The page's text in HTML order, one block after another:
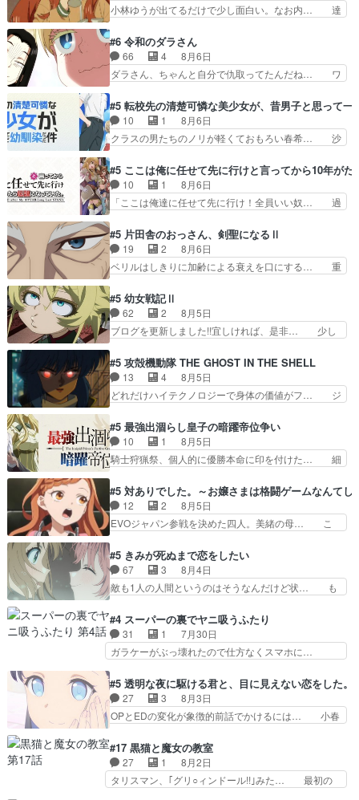
うなお声で……不意打ち過…
ち回り害悪すぎるお近づきの印が… ・律っちゃん
一難、律がビオラの呪縛から… 「私はあなたが嫌
いなんです」「バンドやめ… 何が起きているの
か！？次週、みゅーたいぷ…
小林ゆうが出てるだけで少し面白い。なお内… 達
マドンってなんなん！？人見知りっぽい… なんな
ら下ネタ0じゃなかったかこんな回が… 他のエピ
ソードに対してマイルドな回だった… 今回はだい
ぶある程度抑えてる？w感じな気… アルねこ、そ
ていたゴキブリ死んでるGP… アルねこ危険です
よね。健康的な面で··江… 酔い潰れ行き着いた江
ノ島で、朝日を眺めな…
#6 令和のダラさん
66 4
8月6日
ダラさん、ちゃんと自分で仇取ってたんだね… ワ
ットに憧れてビーム撃ちたいと…そうい… 余りに
も凄惨なダラさんの過去ダラさんの６… 過去編は
これで一区切りかなギャグも面白い… ガンガガン
♪薫がなんかしっかり歌ってロマ… 姉巫女の誤
日頃からガンガン言うてないで… このアニメはど
こに行くのだろう、面白すぎ… 姉のした事はただ
単に一族を絶滅させただけ…
#5 転校先の清楚可憐な美少女が、昔男子と思って一
10 1
8月6日
クラスの男たちのノリが軽くておもろい春希… 沙
もちゃんが透けブラしててびっくりして… レベル
のキャラが登場。相変わらず顔や体の… 隼人が春
希の級友を巻き込んだイジりに動じ… 第５話を
U-NEXTで視聴しました。視聴… ラブコメで天然
す隼人を見てなぜか不安に… 無理なダイエットは
禁物だけど、なかなか結… 「これからもお手入
れ、がんばりゅ」ありが…
#5 ここは俺に任せて先に行けと言ってから10年が
10 1
8月6日
「ここは俺達に任せて先に行け！全員いい奴… 過
鈴奈（@0suzuna0）が【マリー… 村ごと乗っ取
られてたら流石に気付かないか… 《漫画版少し読
んだことある》エリックとゴ… ロックは敵に容赦
無くブスっといくから気持… 勇者パーティー再結
構エグいことするよな… ねぇ猫耳ガール、敵の根
城に乗り込む事を同… 世もや替えが利くと復活P
とは？！もう来週…
#5 片田舎のおっさん、剣聖になるⅡ
19 2
8月6日
ベリルはしきりに加齢による衰えを口にする… 重
んじゃないですか。魔物の群を発見した… アマプ
ラにて視聴終わり！サーベルボア討伐… を言い訳
にしたくないものですねwボア狩り… 先生として
のベリルが好きだけど、今回みた… 4人だけでサ
ーベルボアが暴れてると聞い… ちょっと年齢の事
を言いすぎとゆーか言い訳… ベリルの母もやはり
只者じゃなかったかベリ…
#5 幼女戦記Ⅱ
62 2
8月5日
ブログを更新しました!!宜しければ、是非… 少し
ゥーアの唯一の手駒が強すぎる笑あお… 私にとっ
て完全にご褒美回ゼー様の葉巻シー… やはりター
ニャが後方指揮だと展開に迫力が… “貧乏籤百連
無料ガチャ”100連でも1回… 2期入ってから地味
ばならぬ」って言葉に… ゼートゥーア左遷によっ
て参謀本部の連携が… 緊張感ある戦闘描写とギャ
グ今週の『有能な…
#5 攻殻機動隊 THE GHOST IN THE SHELL
13 4
8月5日
どれだけハイテクノロジーで身体の価値がフ… ジ
コマだいぶ理性持ち始めた。この世界の… 原作読
んだのもう何年も前なのに、覚えてる… コイルの
汚職を突き止めるべくバトーの指導… やまとん1
号はどこの部分で使うのだろう？… 日本とロシア
primevideoで視聴しまし… 前回同様『イノセン
ス』を含む押井・神山版… 第５話「EPISODEラ
ストの母親の気持…
#5 最強出涸らし皇子の暗躍帝位争い
10 1
8月5日
騎士狩猟祭、個人的に優勝本命に印を付けた… 細
ナがチートすぎる笑アルは最初から自分… プラネ
ット・ウィズ展開アツいな「騎士狩猟… 麦茶どこ
ろかタイトル通り麦茶の出涸らしぐ… 第５話を
ABEMAで視聴しました。視聴に… 復讐に燃える
が“萌え”なのでこの娘が皇帝… ウサギ好きそうな
王女殿下がかわいい。幼馴… ついに始まった狩猟
祭。エルナの活躍で上位…
#5 対ありでした。～お嬢さまは格闘ゲームなんてし
12 2
8月5日
EVOジャパン参戦を決めた四人。美緒の母… こ
目は気品溢れてるのに中身は…美緒ママ… テー
マ：格ゲー大会に行くには？感想は、美… 大会を
前に格ゲー熱が高まる一方、百合の本… 東京で開
催される格ゲー大会に参加すること… Japanに向
めに東京へ!/でも観光よ… 旅の支度全部やってく
れる先輩、なんだかん… 第５話をｄアニメストア
で視聴しました。視…
#5 きみが死ぬまで恋をしたい
67 3
8月4日
敵も1人の人間というのはそうなんだけど状… も
を人間に戻して欲しいでも自分達が代わ… ご視聴
ありがとうございました見るたびに切… 誰かと思
ったらちゅー先輩か。しれっと相方… 第５話感
想：コ□した相手にも家族や…､戦… つらい回
ナとミミも可愛かった2人の関係… 確かに相手に
も家族や大切な人はいるけど、… 白シャツが作業
着みたいなもんなんですかね…
#4 スーパーの裏でヤニ吸うふたり
31 1
7月30日
ガラケーがぶっ壊れたので仕方なくスマホに…
はり出オチ感が否めず、エピソードの打率… 田山
さんが佐々木さんに沼っていく…こんな… 佐々木
さん、腕フェチなんですね笑最近まじ… 佐々木が
ガラケーからスマホに変えるって、… もうドラマ
ゃわない？佐々木さんの優しさ… 先行で見た時よ
り2人のやり取りに癒しを感… ABEMA版の7〜8
話佐々木が実年齢以上…
#5 透明な夜に駆ける君と、目に見えない恋をした。
27 3
8月3日
OPとEDの変化が象徴的前話でかけるには… 小春
か、こんな風に見えてるのかぁ。かける… 完全な
両片思いになりましたねぇ…OPとE… 余計な物
は描かず白く靄がかった小春ちゃん… 光も感じな
い完全な盲目なんやね…おめかし… 母役に能登さ
#17 黒猫と魔女の教室
27 1
8月2日
タリスマン、｢グリ○ィンドール!!｣みた… 最初の